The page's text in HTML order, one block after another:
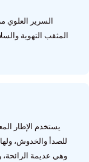
السرير العلوي
المثقب التهوية
يستخدم الإطار
للصدأ والخدوش،